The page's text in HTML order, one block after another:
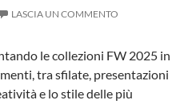
LASCIA UN COMMENTO
le collezioni FW 2025 in
tra sfilate, presentazioni
e lo stile delle più